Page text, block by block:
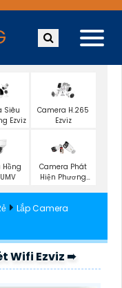
Siêu
Ezviz
Camera H.265
Ezviz
Hồng
Camera Phát
Hiện Phương
Lắp Camera
Wifi Ezviz ➠